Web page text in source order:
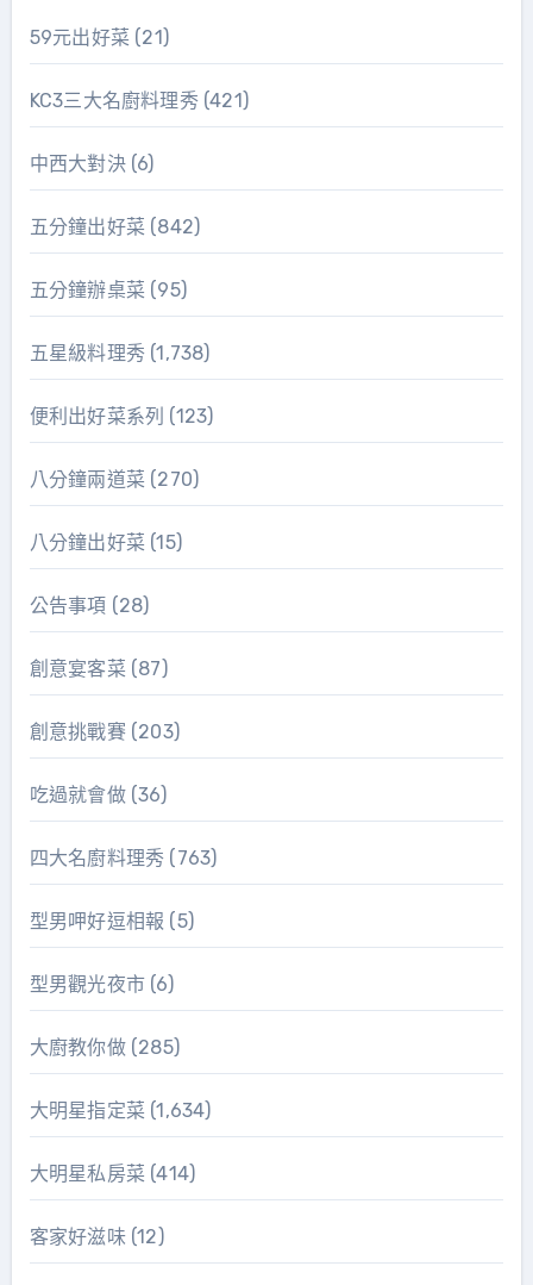
59元出好菜 (21)
KC3三大名廚料理秀(421)
中西大對決(6)
五分鐘出好菜 (842)
五分鐘辦桌菜 (95)
五星級料理秀(1,738)
便利出好菜系列 (123)
八分鐘兩道菜 (270)
八分鐘出好菜 (15)
公告事項 (28)
創意宴客菜 (87)
創意挑戰賽(203)
吃過就會做(36)
四大名廚料理秀 (763)
型男呷好逗相報 (5)
型男觀光夜市(6)
大廚教你做(285)
大明星指定菜 (1,634)
大明星私房菜 (414)
客家好滋味(12)